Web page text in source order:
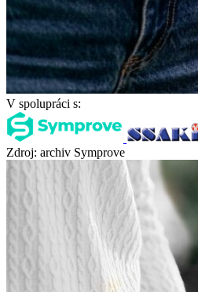
V spolupráci s:
Zdroj: archiv Symprove